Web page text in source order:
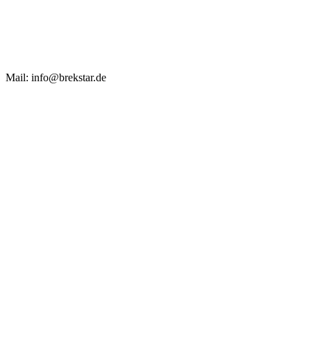
Mail: info@brekstar.de